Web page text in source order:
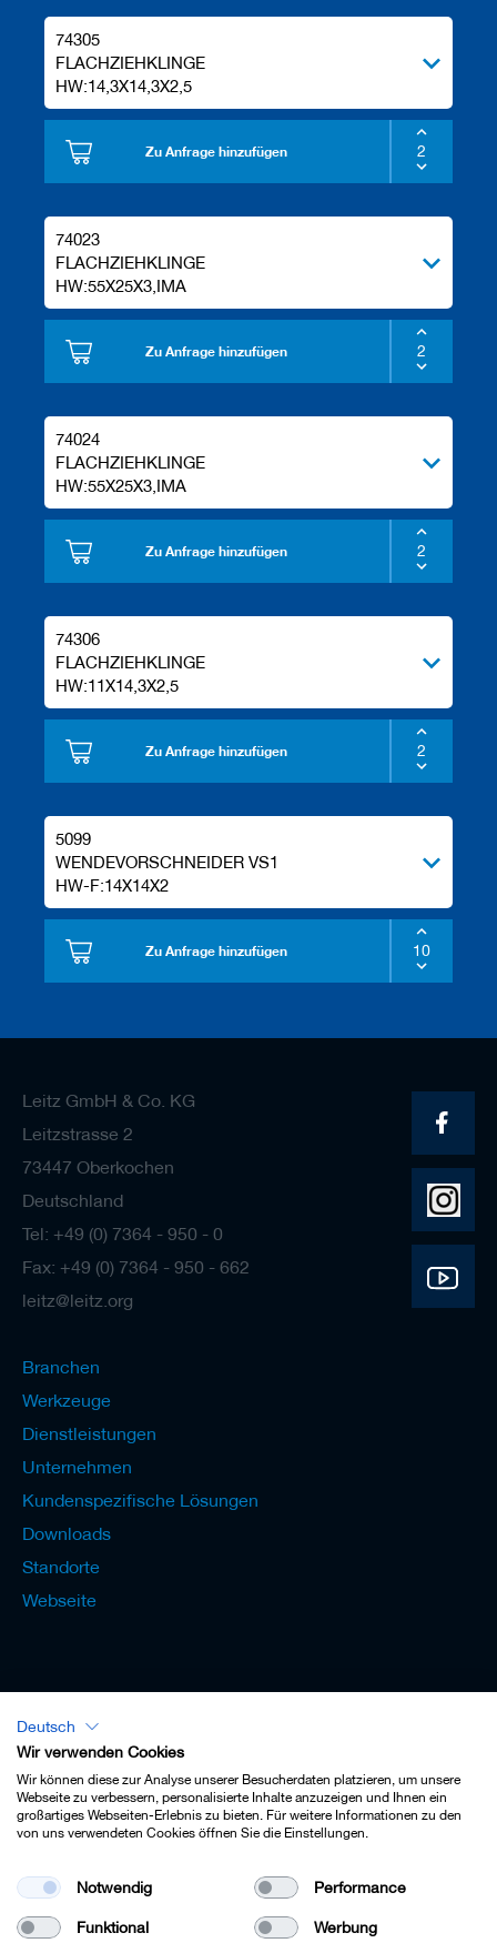
74305
FLACHZIEHKLINGE
HW:14,3X14,3X2,5
Zu Anfrage hinzufügen
74023
FLACHZIEHKLINGE
HW:55X25X3,IMA
Zu Anfrage hinzufügen
74024
FLACHZIEHKLINGE
HW:55X25X3,IMA
Zu Anfrage hinzufügen
74306
FLACHZIEHKLINGE
HW:11X14,3X2,5
Zu Anfrage hinzufügen
5099
WENDEVORSCHNEIDER VS1
HW-F:14X14X2
Zu Anfrage hinzufügen
Leitz GmbH & Co. KG
Leitzstrasse 2
73447 Oberkochen
Deutschland
Tel: +49 (0) 7364 - 950 - 0
Fax: +49 (0) 7364 - 950 - 662
leitz@leitz.org
Branchen
Werkzeuge
Dienstleistungen
Unternehmen
Kundenspezifische Lösungen
Downloads
Standorte
Webseite
Lexikon - Deutsch
Impressum
Deutsch
Wir verwenden Cookies
Wir können diese zur Analyse unserer Besucherdaten platzieren, um unsere
Webseite zu verbessern, personalisierte Inhalte anzuzeigen und Ihnen ein
großartiges Webseiten-Erlebnis zu bieten. Für weitere Informationen zu den
von uns verwendeten Cookies öffnen Sie die Einstellungen.
Notwendig Performance
Funktional Werbung